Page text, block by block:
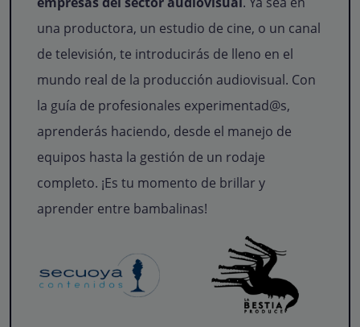
una productora, un estudio de cine, o un canal
de televisión, te introducirás de lleno en el
mundo real de la producción audiovisual. Con
la guía de profesionales experimentad@s,
aprenderás haciendo, desde el manejo de
equipos hasta la gestión de un rodaje
completo. ¡Es tu momento de brillar y
aprender entre bambalinas!